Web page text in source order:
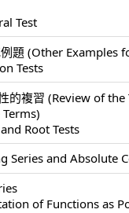
Test
題 (Other Examples
Tests
的複習 (Review of
Root Tests
Series and Absolute
of Functions as